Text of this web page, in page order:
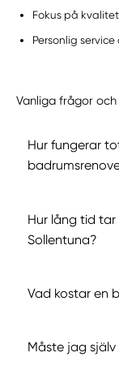
Fokus på
Personlig
Vanliga frågor
Hur fungerar
Hur lång tid
Sollentuna?
Vad kostar en
Måste jag